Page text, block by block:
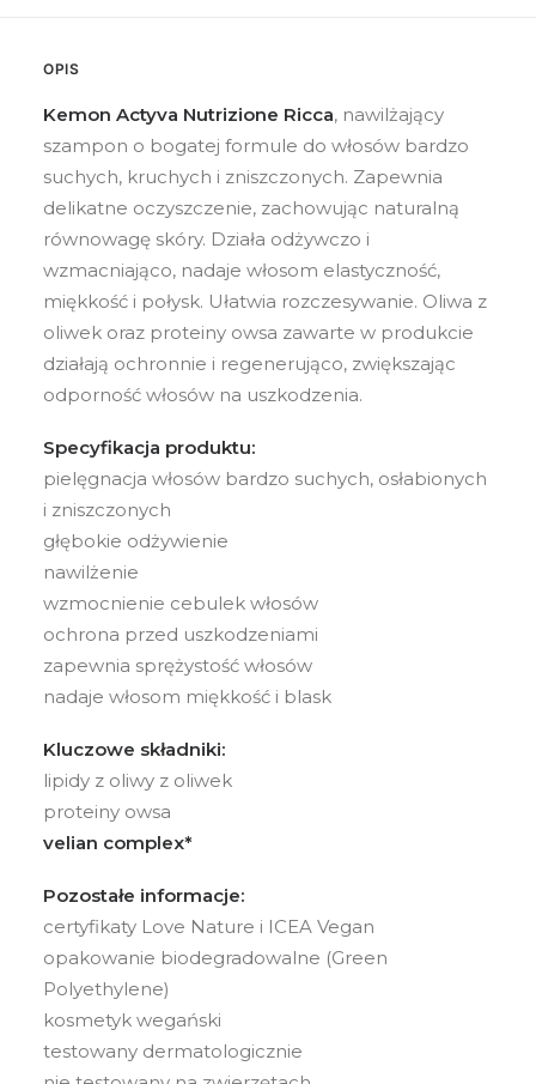
OPIS
Kemon Actyva Nutrizione Ricca, nawilżający
szampon o bogatej formule do włosów bardzo
suchych, kruchych i zniszczonych. Zapewnia
delikatne oczyszczenie, zachowując naturalną
równowagę skóry. Działa odżywczo i
wzmacniająco, nadaje włosom elastyczność,
miękkość i połysk. Ułatwia rozczesywanie. Oliwa z
oliwek oraz proteiny owsa zawarte w produkcie
działają ochronnie i regenerująco, zwiększając
odporność włosów na uszkodzenia.
Specyfikacja produktu:
pielęgnacja włosów bardzo suchych, osłabionych
i zniszczonych
głębokie odżywienie
nawilżenie
wzmocnienie cebulek włosów
ochrona przed uszkodzeniami
zapewnia sprężystość włosów
nadaje włosom miękkość i blask
Kluczowe składniki:
lipidy z oliwy z oliwek
proteiny owsa
velian complex*
Pozostałe informacje:
certyfikaty Love Nature i ICEA Vegan
opakowanie biodegradowalne (Green
Polyethylene)
kosmetyk wegański
testowany dermatologicznie